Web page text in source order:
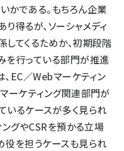
かである。もちろん企業
得るが、ソーシャメディ
てくるためか、初期段階
を行っている部門が推進
EC／Webマーケティン
ーケティング関連部門が
いるケースが多く見られ
ングやCSRを預かる立場
役を担うケースも見られ